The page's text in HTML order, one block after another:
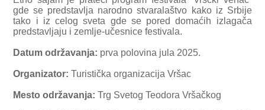
gde se predstavlja narodno stvaralaštvo kako iz Srbije
tako i iz celog sveta gde se pored domaćih izlagača
predstavljaju i zemlje-učesnice festivala.
Datum održavanja: prva polovina jula 2025.
Organizator:Turistička organizacija Vršac
Mesto održavanja:Trg Svetog Teodora Vršačkog